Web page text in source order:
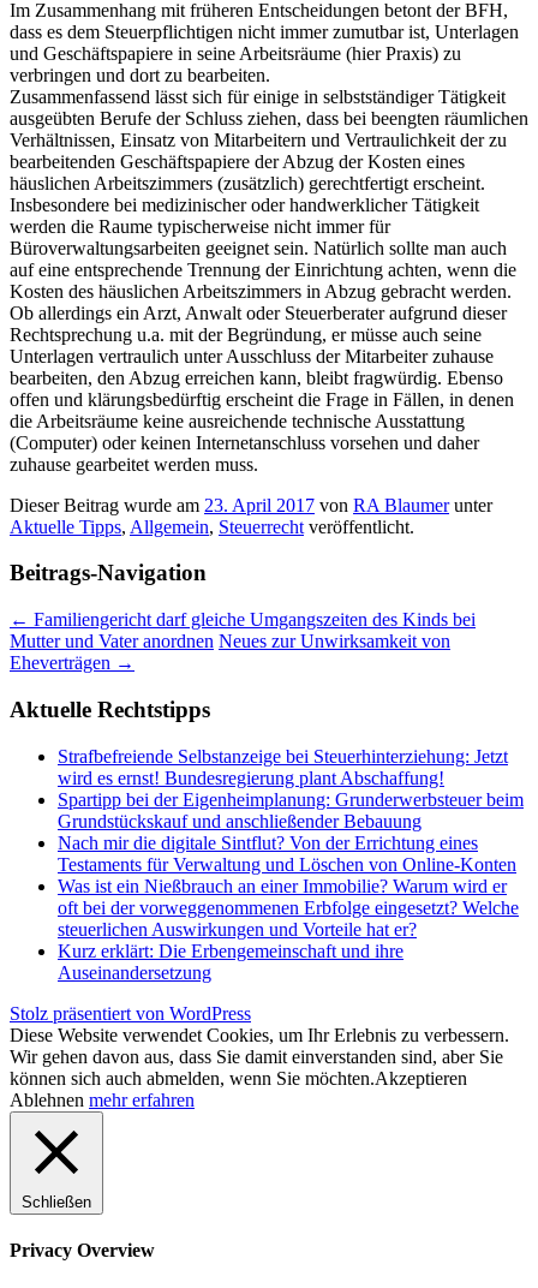
Im Zusammenhang mit früheren Entscheidungen betont der BFH,
dass es dem Steuerpflichtigen nicht immer zumutbar ist, Unterlagen
und Geschäftspapiere in seine Arbeitsräume (hier Praxis) zu
verbringen und dort zu bearbeiten.
Zusammenfassend lässt sich für einige in selbstständiger Tätigkeit
ausgeübten Berufe der Schluss ziehen, dass bei beengten räumlichen
Verhältnissen, Einsatz von Mitarbeitern und Vertraulichkeit der zu
bearbeitenden Geschäftspapiere der Abzug der Kosten eines
häuslichen Arbeitszimmers (zusätzlich) gerechtfertigt erscheint.
Insbesondere bei medizinischer oder handwerklicher Tätigkeit
werden die Raume typischerweise nicht immer für
Büroverwaltungsarbeiten geeignet sein. Natürlich sollte man auch
auf eine entsprechende Trennung der Einrichtung achten, wenn die
Kosten des häuslichen Arbeitszimmers in Abzug gebracht werden.
Ob allerdings ein Arzt, Anwalt oder Steuerberater aufgrund dieser
Rechtsprechung u.a. mit der Begründung, er müsse auch seine
Unterlagen vertraulich unter Ausschluss der Mitarbeiter zuhause
bearbeiten, den Abzug erreichen kann, bleibt fragwürdig. Ebenso
offen und klärungsbedürftig erscheint die Frage in Fällen, in denen
die Arbeitsräume keine ausreichende technische Ausstattung
(Computer) oder keinen Internetanschluss vorsehen und daher
zuhause gearbeitet werden muss.
Dieser Beitrag wurde am 23. April 2017 von RA Blaumerunter
Aktuelle Tipps, Allgemein, Steuerrecht veröffentlicht.
Beitrags-Navigation
← Familiengericht darf gleiche Umgangszeiten des Kinds bei
Mutter und Vater anordnen Neues zur Unwirksamkeit von
Eheverträgen →
Aktuelle Rechtstipps
Strafbefreiende Selbstanzeige bei Steuerhinterziehung: Jetzt
wird es ernst! Bundesregierung plant Abschaffung!
Spartipp bei der Eigenheimplanung: Grunderwerbsteuer beim
Grundstückskauf und anschließender Bebauung
Nach mir die digitale Sintflut? Von der Errichtung eines
Testaments für Verwaltung und Löschen von Online-Konten
Was ist ein Nießbrauch an einer Immobilie? Warum wird er
oft bei der vorweggenommenen Erbfolge eingesetzt? Welche
steuerlichen Auswirkungen und Vorteile hat er?
Kurz erklärt: Die Erbengemeinschaft und ihre
Auseinandersetzung
Stolz präsentiert von WordPress
Diese Website verwendet Cookies, um Ihr Erlebnis zu verbessern.
Wir gehen davon aus, dass Sie damit einverstanden sind, aber Sie
können sich auch abmelden, wenn Sie möchten.Akzeptieren
Ablehnen mehr erfahren
Schließen
Privacy Overview